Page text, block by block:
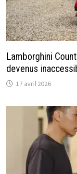
Lamborghini
devenus
17 avril 2026